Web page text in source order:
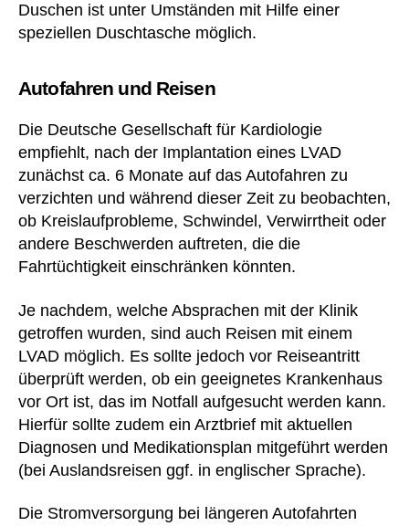
Duschen ist unter Umständen mit Hilfe einer
speziellen Duschtasche möglich.
Autofahren und Reisen
Die Deutsche Gesellschaft für Kardiologie
empfiehlt, nach der Implantation eines LVAD
zunächst ca. 6 Monate auf das Autofahren zu
verzichten und während dieser Zeit zu beobachten,
ob Kreislaufprobleme, Schwindel, Verwirrtheit oder
andere Beschwerden auftreten, die die
Fahrtüchtigkeit einschränken könnten.
Je nachdem, welche Absprachen mit der Klinik
getroffen wurden, sind auch Reisen mit einem
LVAD möglich. Es sollte jedoch vor Reiseantritt
überprüft werden, ob ein geeignetes Krankenhaus
vor Ort ist, das im Notfall aufgesucht werden kann.
Hierfür sollte zudem ein Arztbrief mit aktuellen
Diagnosen und Medikationsplan mitgeführt werden
(bei Auslandsreisen ggf. in englischer Sprache).
Die Stromversorgung bei längeren Autofahrten